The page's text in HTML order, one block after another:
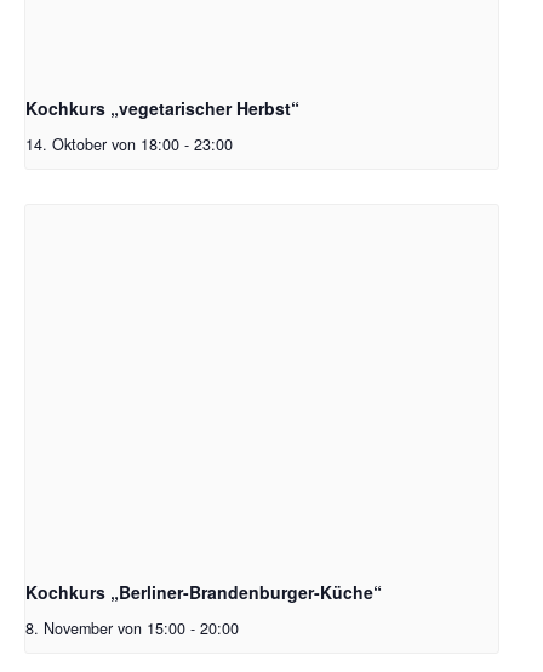
Kochkurs „vegetarischer Herbst“
14. Oktober von 18:00 - 23:00
Kochkurs „Berliner-Brandenburger-Küche“
8. November von 15:00 - 20:00